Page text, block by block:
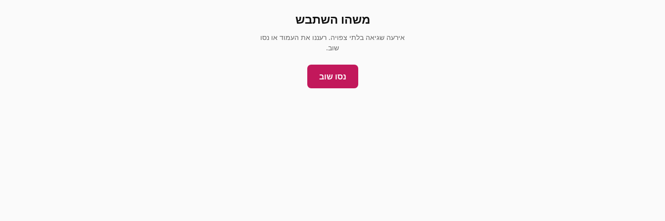
משהו השתבש
אירעה שגיאה בלתי צפויה. רעננו את העמוד או נסו
שוב.
נסו שוב